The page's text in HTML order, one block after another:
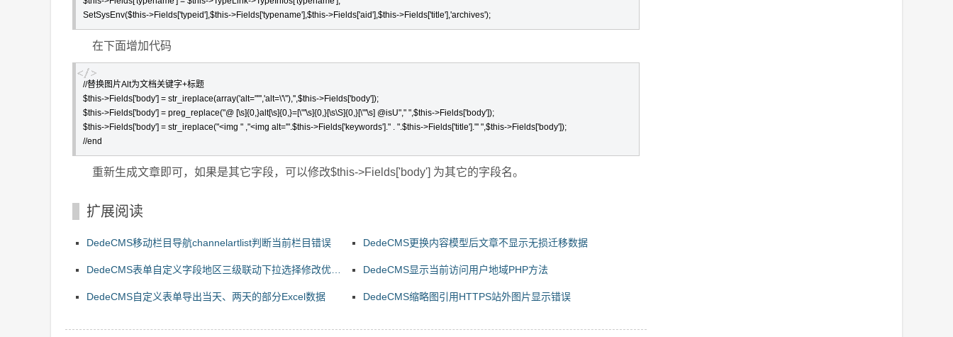
SetSysEnv($this->Fields['typeid'],$this->Fields['typename'],$this->Fields['aid'],$this->Fields['title'],'archives');
在下面增加代码
//替换图片Alt为文档关键字+标题
$this->Fields['body'] = str_ireplace(array('alt=""','alt=\'\''),'',$this->Fields['body']);
$this->Fields['body'] = preg_replace("@ [\s]{0,}alt[\s]{0,}=[\"'\s]{0,}[\s\S]{0,}[\"'\s] @isU"," ",$this->Fields['body']);
$this->Fields['body'] = str_ireplace("<img " ,"<img alt='".$this->Fields['keywords']." . ".$this->Fields['title']."' ",$this->Fields['body']);
//end
重新生成文章即可，如果是其它字段，可以修改$this->Fields['body'] 为其它的字段名。
扩展阅读
DedeCMS移动栏目导航channelartlist判断当前栏目错误 DedeCMS更换内容模型后文章不显示无损迁移数据
DedeCMS表单自定义字段地区三级联动下拉选择修改优化
DedeCMS显示当前访问用户地域PHP方法
DedeCMS自定义表单导出当天、两天的部分Excel数据 DedeCMS缩略图引用HTTPS站外图片显示错误